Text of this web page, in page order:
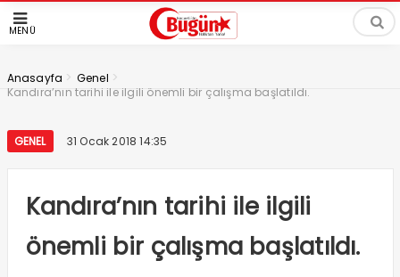
MENÜ
Anasayfa > Genel >
Kandıra’nın tarihi ile ilgili önemli bir çalışma başlatıldı.
GENEL 31 Ocak 2018 14:35
Kandıra’nın tarihi ile ilgili
önemli bir çalışma başlatıldı.